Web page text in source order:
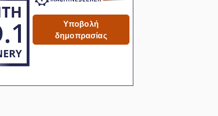
Υποβολή
δημοπρασίας